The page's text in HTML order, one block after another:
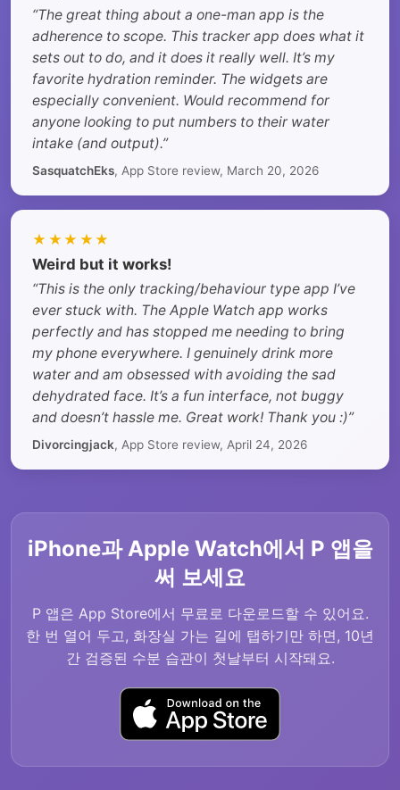
“The great thing about a one-man app is the
adherence to scope. This tracker app does what it
sets out to do, and it does it really well. It’s my
favorite hydration reminder. The widgets are
especially convenient. Would recommend for
anyone looking to put numbers to their water
intake (and output).”
SasquatchEks, App Store review, March 20, 2026
★★★★★
Weird but it works!
“This is the only tracking/behaviour type app I’ve
ever stuck with. The Apple Watch app works
perfectly and has stopped me needing to bring
my phone everywhere. I genuinely drink more
water and am obsessed with avoiding the sad
dehydrated face. It’s a fun interface, not buggy
and doesn’t hassle me. Great work! Thank you :)”
Divorcingjack, App Store review, April 24, 2026
iPhone과 Apple Watch에서 P 앱을
써 보세요
P 앱은 App Store에서 무료로 다운로드할 수 있어요.
한 번 열어 두고, 화장실 가는 길에 탭하기만 하면, 10년
간 검증된 수분 습관이 첫날부터 시작돼요.